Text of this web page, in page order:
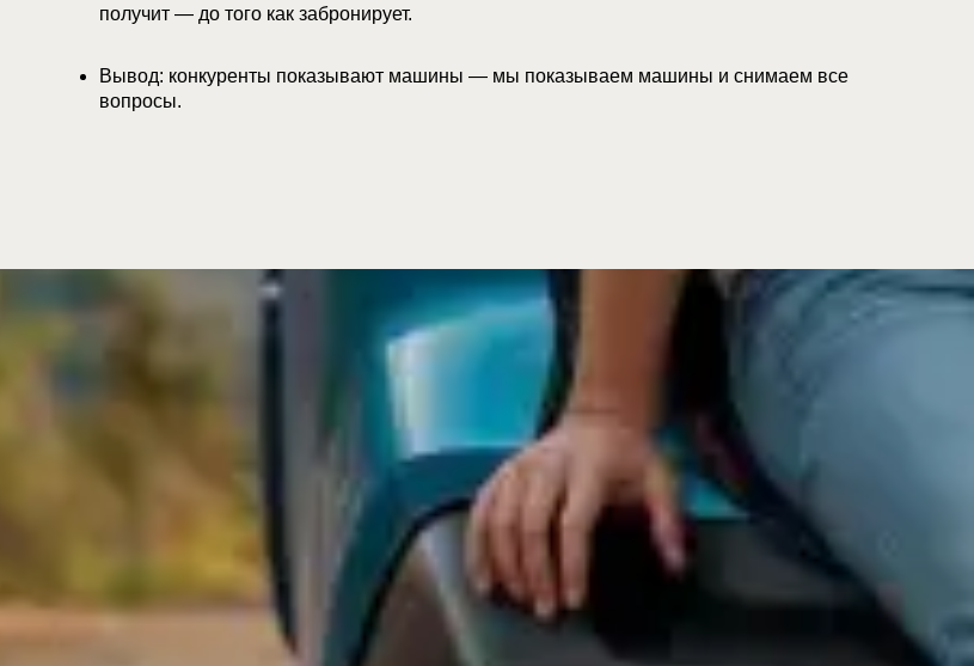
получит — до того как забронирует.
Вывод: конкуренты показывают машины — мы показываем машины и снимаем все
вопросы.